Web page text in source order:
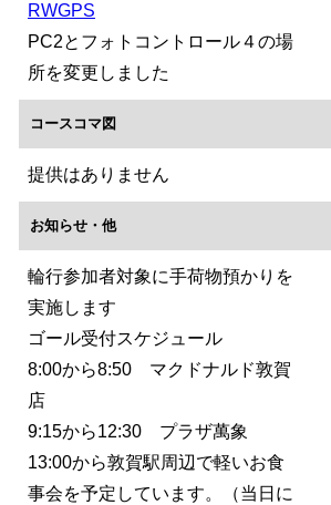
RWGPS
PC2とフォトコントロール４の場
所を変更しました
コースコマ図
提供はありません
お知らせ・他
輪行参加者対象に手荷物預かりを
実施します
ゴール受付スケジュール
8:00から8:50 マクドナルド敦賀
店
9:15から12:30 プラザ萬象
13:00から敦賀駅周辺で軽いお食
事会を予定しています。（当日に